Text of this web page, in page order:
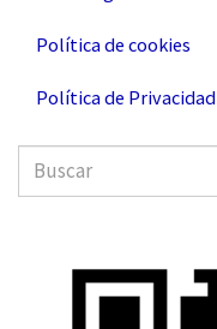
Política de cookies
Política de Privacidad